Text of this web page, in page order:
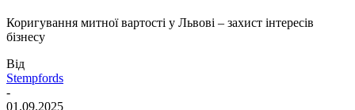
Коригування митної вартості у Львові – захист інтересів
бізнесу
Від
Stempfords
-
01.09.2025